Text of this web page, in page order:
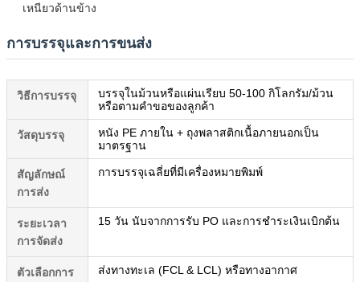
เหนียวด้านข้าง
การบรรจุและการขนส่ง
วิธีการบรรจุ
บรรจุในม้วนหรือแผ่นเรียบ 50-100 กิโลกรัม/ม้วน
หรือตามคําขอของลูกค้า
วัสดุบรรจุ
หนัง PE ภายใน + ถุงพลาสติกเนื้อภายนอกเป็น
มาตรฐาน
สัญลักษณ์
การส่ง
การบรรจุเฉลี่ยที่มีเครื่องหมายพิมพ์
ระยะเวลา
การจัดส่ง
15 วัน นับจากการรับ PO และการชําระเงินเบิกต้น
ตัวเลือกการ
ส่งทางทะเล (FCL & LCL) หรือทางอากาศ